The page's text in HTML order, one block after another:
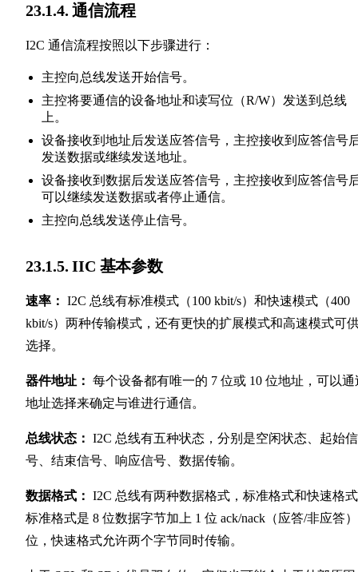
23.1.4. 通信流程
I2C 通信流程按照以下步骤进行：
主控向总线发送开始信号。
主控将要通信的设备地址和读写位（R/W）发送到总线
上。
设备接收到地址后发送应答信号，主控接收到应答信号
发送数据或继续发送地址。
设备接收到数据后发送应答信号，主控接收到应答信号
可以继续发送数据或者停止通信。
主控向总线发送停止信号。
23.1.5. IIC 基本参数
速率： I2C 总线有标准模式（100 kbit/s）和快速模式（400
kbit/s）两种传输模式，还有更快的扩展模式和高速模式可
选择。
器件地址： 每个设备都有唯一的 7 位或 10 位地址，可以通
地址选择来确定与谁进行通信。
总线状态： I2C 总线有五种状态，分别是空闲状态、起始信
号、结束信号、响应信号、数据传输。
数据格式： I2C 总线有两种数据格式，标准格式和快速格
标准格式是 8 位数据字节加上 1 位 ack/nack（应答/非应答）
位，快速格式允许两个字节同时传输。